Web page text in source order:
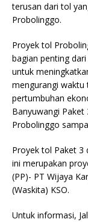
terusan dari tol
Probolinggo.
Proyek tol
bagian penting
untuk
mengurangi waktu
pertumbuhan
Banyuwangi
Probolinggo
Proyek tol Paket 3
ini merupakan
(PP)- PT Wijaya
(Waskita) KSO.
Untuk informasi,